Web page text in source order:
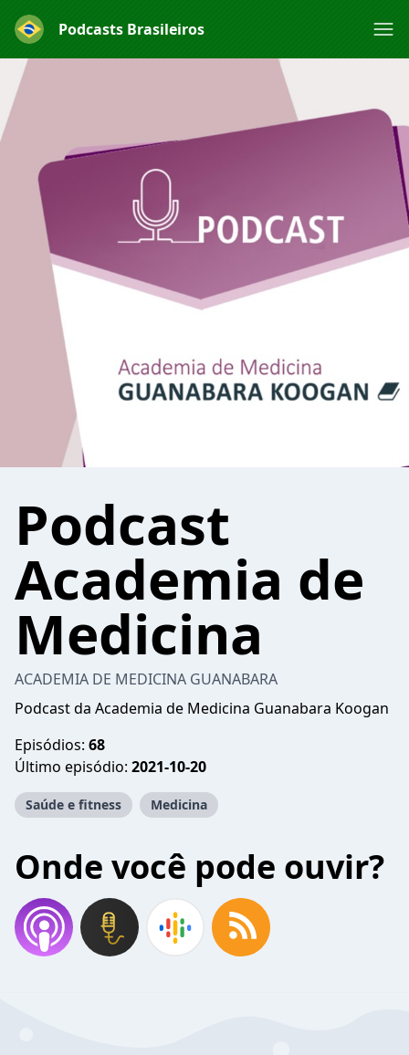
Podcasts Brasileiros
Podcast
Academia de
Medicina
ACADEMIA DE MEDICINA GUANABARA
Podcast da Academia de Medicina Guanabara Koogan
Episódios: 68
Último episódio: 2021-10-20
Saúde e fitness Medicina
Onde você pode ouvir?